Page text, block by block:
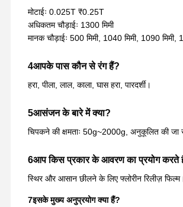
मोटाईः 0.025T ₹0.25T
अधिकतम चौड़ाईः 1300 मिमी
मानक चौड़ाईः 500 मिमी, 1040 मिमी, 1090 मिमी,
4आपके पास कौन से रंग हैं?
हरा, पीला, लाल, काला, घास हरा, पारदर्शी।
5आसंजन के बारे में क्या?
चिपकने की क्षमताः 50g~2000g, अनुकूलित की जा
6आप किस प्रकार के आवरण का प्रयोग करते
स्थिर और आसान छीलने के लिए फ्लोरीन रिलीज़
7इसके मुख्य अनुप्रयोग क्या हैं?